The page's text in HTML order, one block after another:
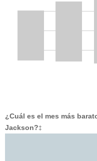
¿Cuál es el mes más
Jackson?‡